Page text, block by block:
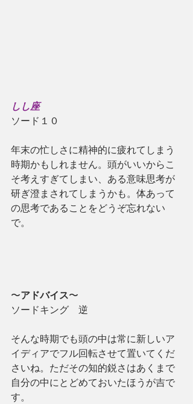
しし座
ソード１０
年末の忙しさに精神的に疲れてしまう
時期かもしれません。頭がいいからこ
そ考えすぎてしまい、ある意味思考が
研ぎ澄まされてしまうかも。体あって
の思考であることをどうぞ忘れない
で。
〜アドバイス〜
ソードキング　逆
そんな時期でも頭の中は常に新しいア
イディアでフル回転させて置いてくだ
さいね。ただその知的鋭さはあくまで
自分の中にとどめておいたほうが吉で
す。